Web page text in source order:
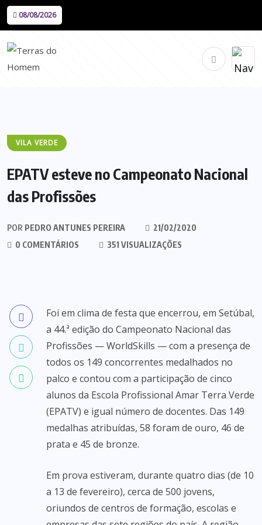
08/08/2026
VILA VERDE
EPATV esteve no Campeonato Nacional
das Profissões
POR PEDRO ANTUNES PEREIRA
21/02/2020
0 COMENTÁRIOS
351 VISUALIZAÇÕES
Foi em clima de festa que encerrou, em Setúbal,
a 44.ª edição do Campeonato Nacional das
Profissões — WorldSkills — com a presença de
todos os 149 concorrentes medalhados no
palco e contou com a participação de cinco
alunos da Escola Profissional Amar Terra Verde
(EPATV) e igual número de docentes. Das 149
medalhas atribuídas, 58 foram de ouro, 46 de
prata e 45 de bronze.
Em prova estiveram, durante quatro dias (de 10
a 13 de fevereiro), cerca de 500 jovens,
oriundos de centros de formação, escolas e